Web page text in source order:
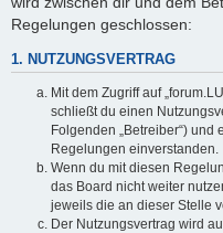
Regelungen geschlossen:
1. NUTZUNGSVERTRAG
Mit dem Zugriff auf
schließt du einen
Folgenden „Betreiber“)
Regelungen einverstanden.
Wenn du mit diesen
das Board nicht weiter
jeweils die an dieser Stelle
Der Nutzungsvertrag wird